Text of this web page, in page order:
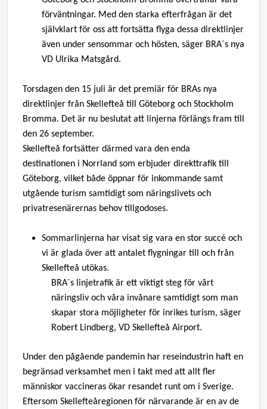
förväntningar. Med den starka efterfrågan är det
självklart för oss att fortsätta flyga dessa direktlinjer
även under sensommar och hösten, säger BRA´s nya
VD Ulrika Matsgård.
Torsdagen den 15 juli är det premiär för BRAs nya
direktlinjer från Skellefteå till Göteborg och Stockholm
Bromma. Det är nu beslutat att linjerna förlängs fram till
den 26 september.
Skellefteå fortsätter därmed vara den enda
destinationen i Norrland som erbjuder direkttrafik till
Göteborg, vilket både öppnar för inkommande samt
utgående turism samtidigt som näringslivets och
privatresenärernas behov tillgodoses.
Sommarlinjerna har visat sig vara en stor succé och
vi är glada över att antalet flygningar till och från
Skellefteå utökas.
BRA´s linjetrafik är ett viktigt steg för vårt
näringsliv och våra invånare samtidigt som man
skapar stora möjligheter för inrikes turism, säger
Robert Lindberg, VD Skellefteå Airport.
Under den pågående pandemin har reseindustrin haft en
begränsad verksamhet men i takt med att allt fler
människor vaccineras ökar resandet runt om i Sverige.
Eftersom Skellefteåregionen för närvarande är en av de